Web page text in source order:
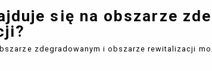
się na obszarze
zdegradowanym i obszarze rewitalizacji